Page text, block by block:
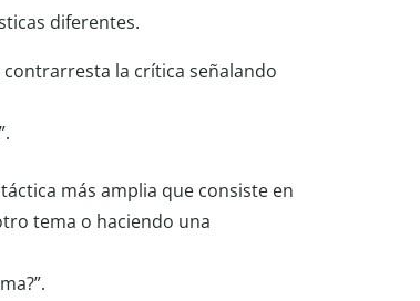
diferentes.
contrarresta la crítica señalando
táctica más amplia que consiste en
tema o haciendo una